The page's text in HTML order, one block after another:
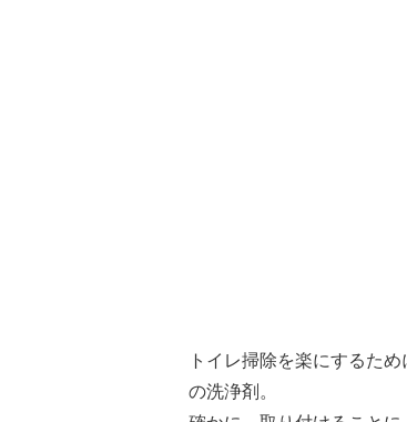
トイレ掃除を楽にするた
の洗浄剤。